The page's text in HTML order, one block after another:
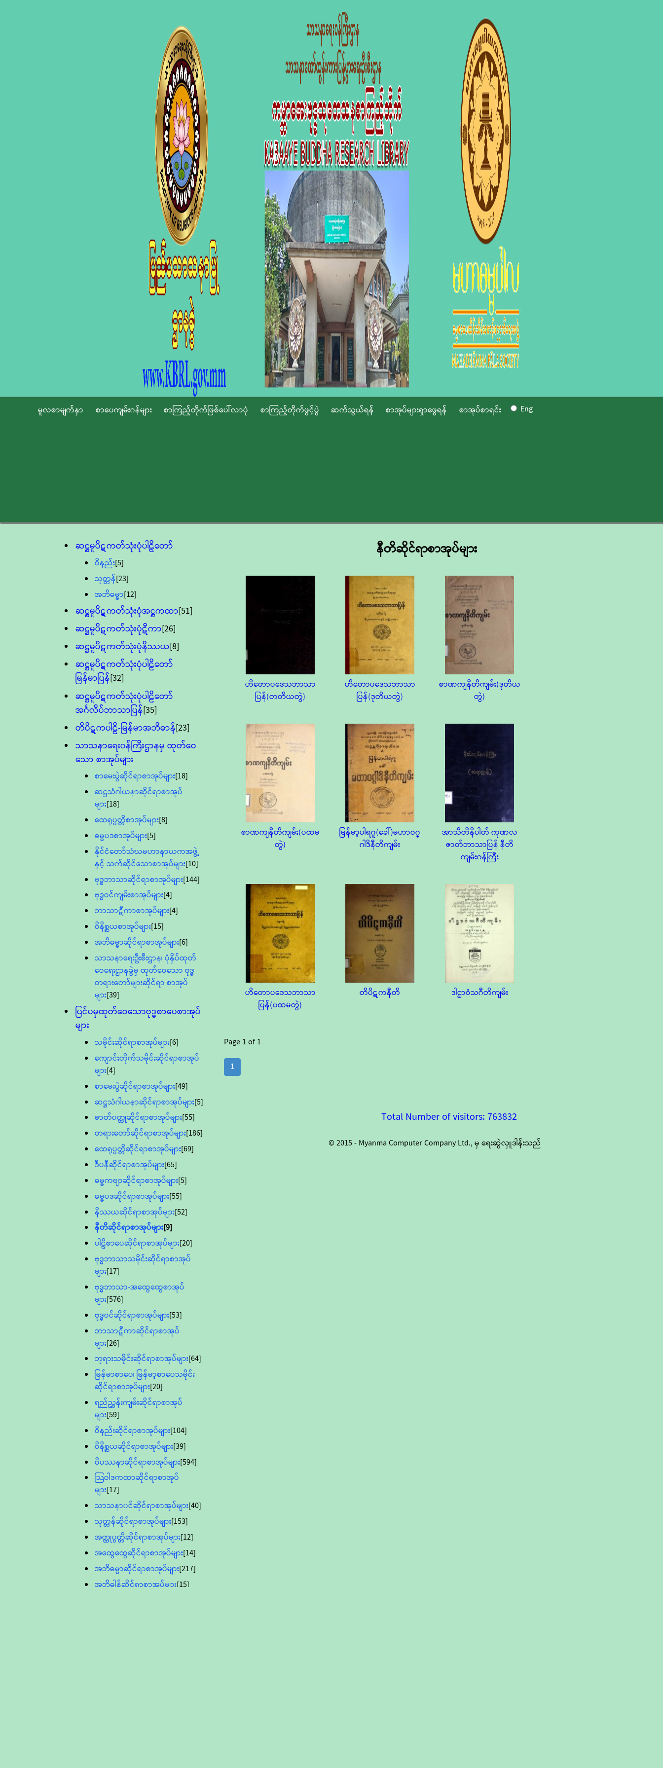
မူလစာမျက်နှာ စာပေကျမ်းဂန်များ စာကြည့်တိုက်ဖြစ်ပေါ်လာပုံ စာကြည့်တိုက်ဖွင့်ပွဲ ဆက်သွယ်ရန် စာအုပ်များရှာဖွေရန် စာအုပ်စာရင်း Eng
ဆဋ္ဌမူပိဋကတ်သုံးပုံပါဠိတော်
ဝိနည်း[5]
သုတ္တန်[23]
အဘိဓမ္မာ[12]
ဆဋ္ဌမူပိဋကတ်သုံးပုံအဋ္ဌကထာ[51]
ဆဋ္ဌမူပိဋကတ်သုံးပုံဋီကာ[26]
ဆဋ္ဌမူပိဋကတ်သုံးပုံနိဿယ[8]
ဆဋ္ဌမူပိဋကတ်သုံးပုံပါဠိတော်
မြန်မာပြန်[32]
ဆဋ္ဌမူပိဋကတ်သုံးပုံပါဠိတော်
အင်္ဂလိပ်ဘာသာပြန်[35]
တိပိဋကပါဠိ-မြန်မာအဘိဓာန်[23]
သာသနာရေး၀န်ကြီးဌာနမှ ထုတ်ဝေ
သော စာအုပ်များ
စာမေးပွဲဆိုင်ရာစာအုပ်များ[18]
ဆဋ္ဌသံဂါယနာဆိုင်ရာစာအုပ်
များ[18]
ထေရုပ္ပတ္တိစာအုပ်များ[8]
ဓမ္မပဒစာအုပ်များ[5]
နိုင်ငံတော်သံဃမဟာနာယကအဖွဲ့
နှင့် သက်ဆိုင်သောစာအုပ်များ[10]
ဗုဒ္ဓဘာသာဆိုင်ရာစာအုပ်များ[144]
ဗုဒ္ဓဝင်ကျမ်းစာအုပ်များ[4]
ဘာသာဋီကာစာအုပ်များ[4]
ဝိနိစ္ဆယစာအုပ်များ[15]
အဘိဓမ္မာဆိုင်ရာစာအုပ်များ[6]
သာသနာရေးဦးစီးဌာန၊ ပုံနှိပ်ထုတ်
ဝေရေးဌာနခွဲမှ ထုတ်ဝေသော ဗုဒ္ဓ
တရားတော်များဆိုင်ရာ စာအုပ်
များ[39]
ပြင်ပမှထုတ်ဝေသောဗုဒ္ဓစာပေစာအုပ်
များ
သမိုင်းဆိုင်ရာစာအုပ်များ[6]
ကျောင်းတိုက်သမိုင်းဆိုင်ရာစာအုပ်
များ[4]
စာမေးပွဲဆိုင်ရာစာအုပ်များ[49]
ဆဋ္ဌသံဂါယနာဆိုင်ရာစာအုပ်များ[5]
ဇာတ်၀တ္ထုဆိုင်ရာစာအုပ်များ[55]
တရားတော်ဆိုင်ရာစာအုပ်များ[186]
ထေရုပ္ပတ္တိဆိုင်ရာစာအုပ်များ[69]
ဒီပနီဆိုင်ရာစာအုပ်များ[65]
ဓမ္မကဗျာဆိုင်ရာစာအုပ်များ[5]
ဓမ္မပဒဆိုင်ရာစာအုပ်များ[55]
နိဿယဆိုင်ရာစာအုပ်များ[52]
နီတိဆိုင်ရာစာအုပ်များ[9]
ပါဠိစာပေဆိုင်ရာစာအုပ်များ[20]
ဗုဒ္ဓဘာသာသမိုင်းဆိုင်ရာစာအုပ်
များ[17]
ဗုဒ္ဓဘာသာ-အထွေထွေစာအုပ်
များ[576]
ဗုဒ္ဓဝင်ဆိုင်ရာစာအုပ်များ[53]
ဘာသာဋီကာဆိုင်ရာစာအုပ်
များ[26]
ဘုရားသမိုင်းဆိုင်ရာစာအုပ်များ[64]
မြန်မာစာပေ၊ မြန်မာ့စာပေသမိုင်း
ဆိုင်ရာစာအုပ်များ[20]
ရည်ညွှန်းကျမ်းဆိုင်ရာစာအုပ်
များ[59]
ဝိနည်းဆိုင်ရာစာအုပ်များ[104]
ဝိနိစ္ဆယဆိုင်ရာစာအုပ်များ[39]
ဝိပဿနာဆိုင်ရာစာအုပ်များ[594]
သြဝါဒကထာဆိုင်ရာစာအုပ်
များ[17]
သာသနာ၀င်ဆိုင်ရာစာအုပ်များ[40]
သုတ္တန်ဆိုင်ရာစာအုပ်များ[153]
အတ္ထုပ္ပတ္တိဆိုင်ရာစာအုပ်များ[12]
အထွေထွေဆိုင်ရာစာအုပ်များ[14]
အဘိဓမ္မာဆိုင်ရာစာအုပ်များ[217]
အဘိဓါန်ဆိုင်ရာစာအုပ်များ[15]
နီတိဆိုင်ရာစာအုပ်များ
ဟိတောပဒေသဘာသာ
ပြန်(တတိယတွဲ)
ဟိတောပဒေသဘာသာ
ပြန်(ဒုတိယတွဲ)
စာဏကျနီတိကျမ်း(ဒုတိယ
တွဲ)
စာဏကျနီတိကျမ်း(ပထမ
တွဲ)
မြန်မာ့ပါရဂူ(ခေါ်)မဟာဝဂ္
ဂါဒိနီတိကျမ်း
အာသီတိနိပါတ် ကုဏလ
ဇာတ်ဘာသာပြန် နီတိ
ကျမ်းဂန်ကြီး
ဟိတောပဒေသဘာသာ
ပြန်(ပထမတွဲ)
တိပိဋကနီတိ ဒါဌာဝံသဂီတိကျမ်း
Page1 of1
1
Total Number of visitors: 763832
© 2015 - Myanma Computer Company Ltd., မှ ရေးဆွဲလှူဒါန်းသည်